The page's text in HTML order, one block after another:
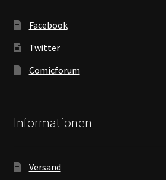
Facebook
Twitter
Comicforum
Informationen
Versand